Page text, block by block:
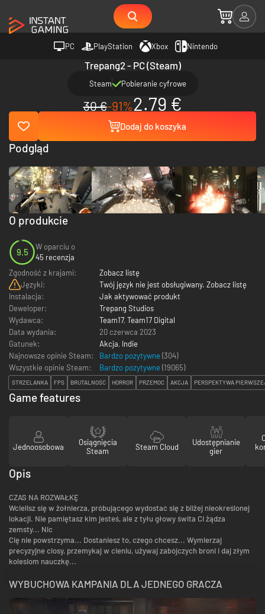
PC PlayStation Xbox Nintendo
Trepang2 - PC (Steam)
Steam Pobieranie cyfrowe
30 €-91%2.79 €
Dodaj do koszyka
O produkcie
9.5
W oparciu o
45 recenzja
Zgodność z krajami:
Zobacz listę
Języki:
Twój język nie jest obsługiwany. Zobacz listę
Instalacja:
Jak aktywować produkt
Deweloper:
Trepang Studios
Wydawca:
Team17, Team17 Digital
Data wydania:
20 czerwca 2023
Gatunek:
Akcja, Indie
Najnowsze opinie Steam:
Bardzo pozytywne (304)
Wszystkie opinie Steam:
Bardzo pozytywne (19065)
STRZELANKA FPS BRUTALNOŚĆ HORROR PRZEMOC AKCJA PERSPEKTYWA
Podgląd
Game features
Jednoosobowa
Osiągnięcia
Steam
Steam Cloud
Udostępnianie
gier
Opis
CZAS NA ROZWAŁKĘ
Wcielisz się w żołnierza, próbującego wydostać się z bliżej nieokreślonej
lokacji. Nie pamiętasz kim jesteś, ale z tyłu głowy świta Ci żądza
zemsty... Nic
Cię nie powstrzyma... Dostaniesz to, czego chcesz... Wymierzaj
precyzyjne ciosy, przemykaj w cieniu, używaj zabójczych broni i daj złym
kolesiom nauczkę...
WYBUCHOWA KAMPANIA DLA JEDNEGO GRACZA